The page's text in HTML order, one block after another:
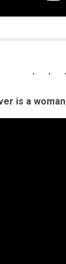
is a woman